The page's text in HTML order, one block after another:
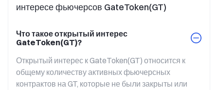
интересе фьючерсов GateToken(GT)
Что такое открытый интерес
GateToken(GT)?
Открытый интерес к GateToken(GT) относится к
общему количеству активных фьючерсных
контрактов на GT, которые не были закрыты или